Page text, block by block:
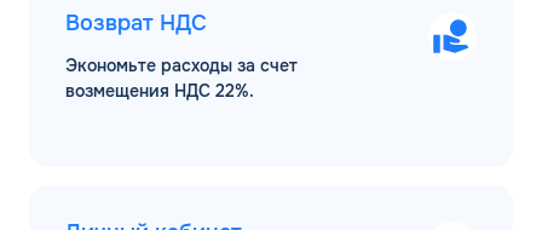
Возврат НДС
Экономьте расходы за счет
возмещения НДС 22%.